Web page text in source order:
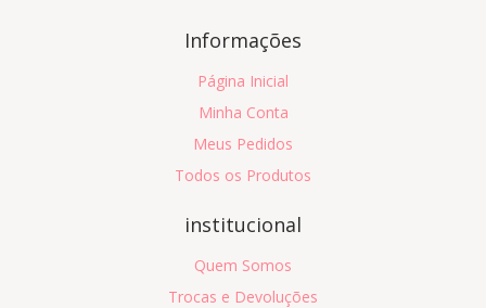
Informações
Página Inicial
Minha Conta
Meus Pedidos
Todos os Produtos
institucional
Quem Somos
Trocas e Devoluções